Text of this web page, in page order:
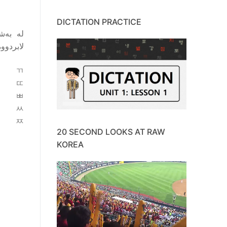
لە
ㄲ
ㄸ
ㅃ
ㅆ
ㅉ
DICTATION PRACTICE
20 SECOND LOOKS AT RAW
KOREA